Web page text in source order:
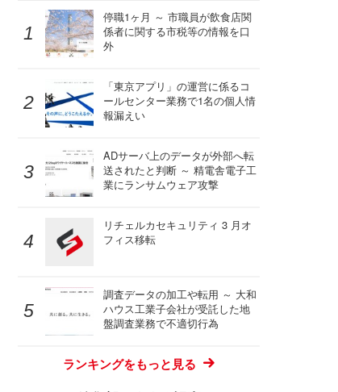
停職1ヶ月 ～ 市職員が飲食店関
係者に関する市税等の情報を口
外
「東京アプリ」の運営に係るコ
ールセンター業務で1名の個人情
報漏えい
ADサーバ上のデータが外部へ転
送されたと判断 ～ 精電舎電子工
業にランサムウェア攻撃
リチェルカセキュリティ 3 月オ
フィス移転
調査データの加工や転用 ～ 大和
ハウス工業子会社が受託した地
盤調査業務で不適切行為
ランキングをもっと見る